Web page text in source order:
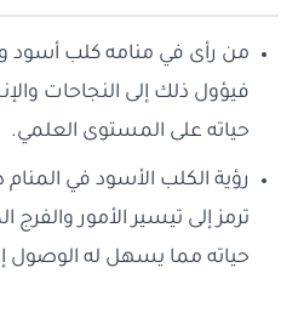
من رأى في منامه كلب أسود
فيؤول ذلك إلى النجاحات
حياته على المستوى العلمي.
رؤية الكلب الأسود في
ترمز إلى تيسير الأمور والفرج
حياته مما يسهل له الوصول